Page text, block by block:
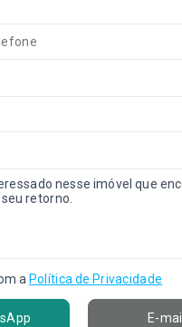
a Política de Privacidade
E-mail